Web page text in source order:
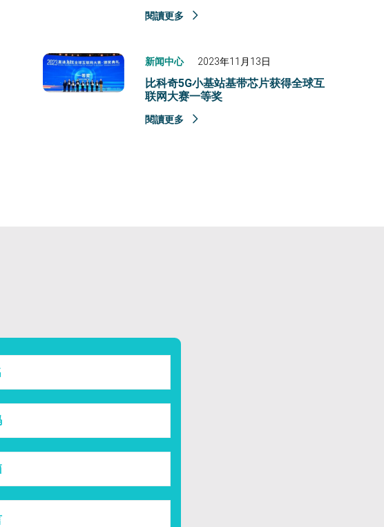
閱讀更多
新闻中心 2023年11月13日
比科奇5G小基站基带芯片获得全球互
联网大赛一等奖
閱讀更多